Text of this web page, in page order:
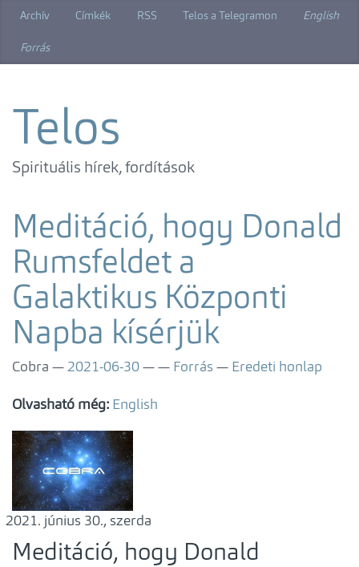
Archív Címkék RSS Telos a Telegramon English
Forrás
Telos
Spirituális hírek, fordítások
Meditáció, hogy Donald
Rumsfeldet a
Galaktikus Központi
Napba kísérjük
Cobra 2021-06-30 Forrás Eredeti honlap
Olvasható még: English
június 30., szerda
Meditáció, hogy Donald